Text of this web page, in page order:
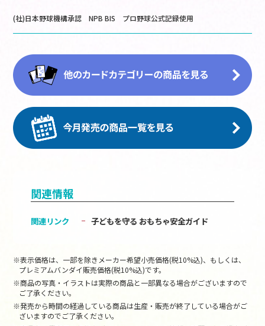
(社)日本野球機構承認 NPB BIS プロ野球公式記録使用
関連情報
関連リンク 子どもを守る おもちゃ安全ガイド
※表示価格は、一部を除きメーカー希望小売価格(税10%込)、もしくは、
プレミアムバンダイ販売価格(税10%込)です。
※商品の写真・イラストは実際の商品と一部異なる場合がございますので
ご了承ください。
※発売から時間の経過している商品は生産・販売が終了している場合がご
ざいますのでご了承ください。